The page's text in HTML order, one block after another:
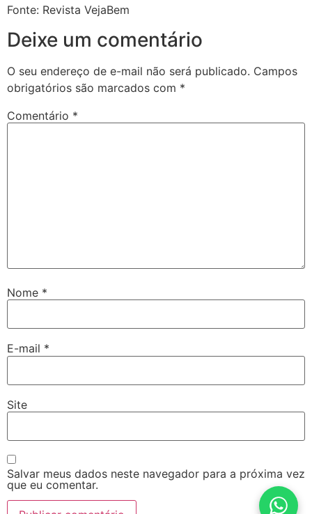
Fonte: Revista VejaBem
Deixe um comentário
O seu endereço de e-mail não será publicado. Campos
obrigatórios são marcados com *
Comentário *
Nome *
E-mail *
Site
Salvar meus dados neste navegador para a próxima vez
que eu comentar.